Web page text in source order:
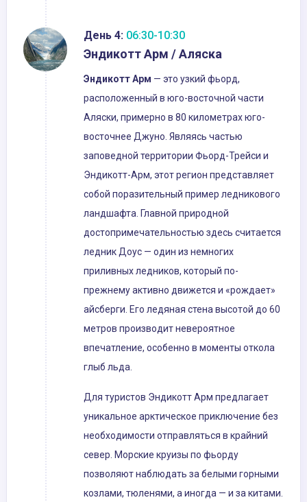
День 4: 06:30-10:30
Эндикотт Арм / Аляска
Эндикотт Арм — это узкий фьорд,
расположенный в юго-восточной части
Аляски, примерно в 80 километрах юго-
восточнее Джуно. Являясь частью
заповедной территории Фьорд-Трейси и
Эндикотт-Арм, этот регион представляет
собой поразительный пример ледникового
ландшафта. Главной природной
достопримечательностью здесь считается
ледник Доус — один из немногих
приливных ледников, который по-
прежнему активно движется и «рождает»
айсберги. Его ледяная стена высотой до 60
метров производит невероятное
впечатление, особенно в моменты откола
глыб льда.
Для туристов Эндикотт Арм предлагает
уникальное арктическое приключение без
необходимости отправляться в крайний
север. Морские круизы по фьорду
позволяют наблюдать за белыми горными
козлами, тюленями, а иногда — и за китами.